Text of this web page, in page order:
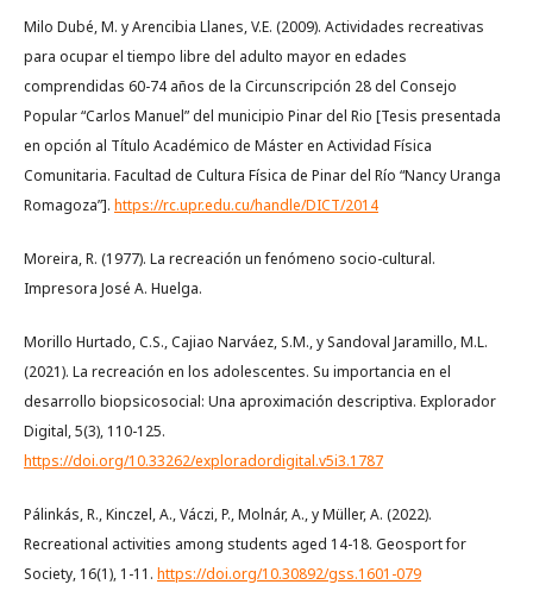
Milo Dubé, M. y Arencibia Llanes, V.E. (2009). Actividades recreativas
para ocupar el tiempo libre del adulto mayor en edades
comprendidas 60-74 años de la Circunscripción 28 del Consejo
Popular “Carlos Manuel” del municipio Pinar del Rio [Tesis presentada
en opción al Título Académico de Máster en Actividad Física
Comunitaria. Facultad de Cultura Física de Pinar del Río “Nancy Uranga
Romagoza”]. https://rc.upr.edu.cu/handle/DICT/2014
Moreira, R. (1977). La recreación un fenómeno socio-cultural.
Impresora José A. Huelga.
Morillo Hurtado, C.S., Cajiao Narváez, S.M., y Sandoval Jaramillo, M.L.
(2021). La recreación en los adolescentes. Su importancia en el
desarrollo biopsicosocial: Una aproximación descriptiva. Explorador
Digital, 5(3), 110-125.
https://doi.org/10.33262/exploradordigital.v5i3.1787
Pálinkás, R., Kinczel, A., Váczi, P., Molnár, A., y Müller, A. (2022).
Recreational activities among students aged 14-18. Geosport for
Society, 16(1), 1-11. https://doi.org/10.30892/gss.1601-079